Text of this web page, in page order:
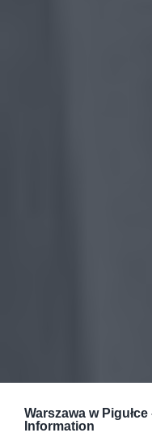
Warszawa w Pigułce
Information